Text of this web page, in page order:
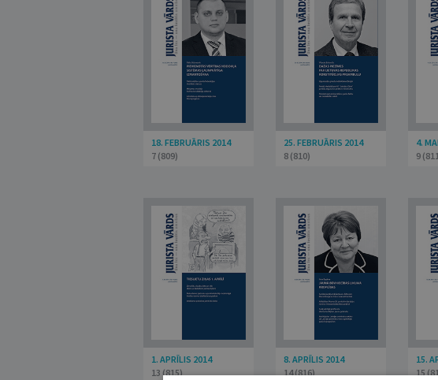
18. FEBRUĀRIS 2014
7 (809)
25. FEBRUĀRIS 2014
8 (810)
4.
9
1. APRĪLIS 2014
13 (815)
8. APRĪLIS 2014
14 (816)
15.
15